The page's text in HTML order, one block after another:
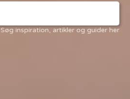
Søg inspiration, artikler og guider her